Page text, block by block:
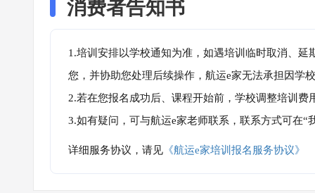
消费者告知书
1.培训安排以学校通知为准，如遇培训临时取消、
您，并协助您处理后续操作，航运e家无法承担因学
2.若在您报名成功后、课程开始前，学校调整培训
3.如有疑问，可与航运e家老师联系，联系方式可在
详细服务协议，请见 《航运e家培训报名服务协议》